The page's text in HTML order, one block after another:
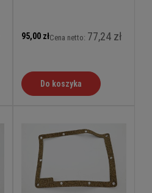
95,00 złCena netto: 77,24 zł
Do koszyka